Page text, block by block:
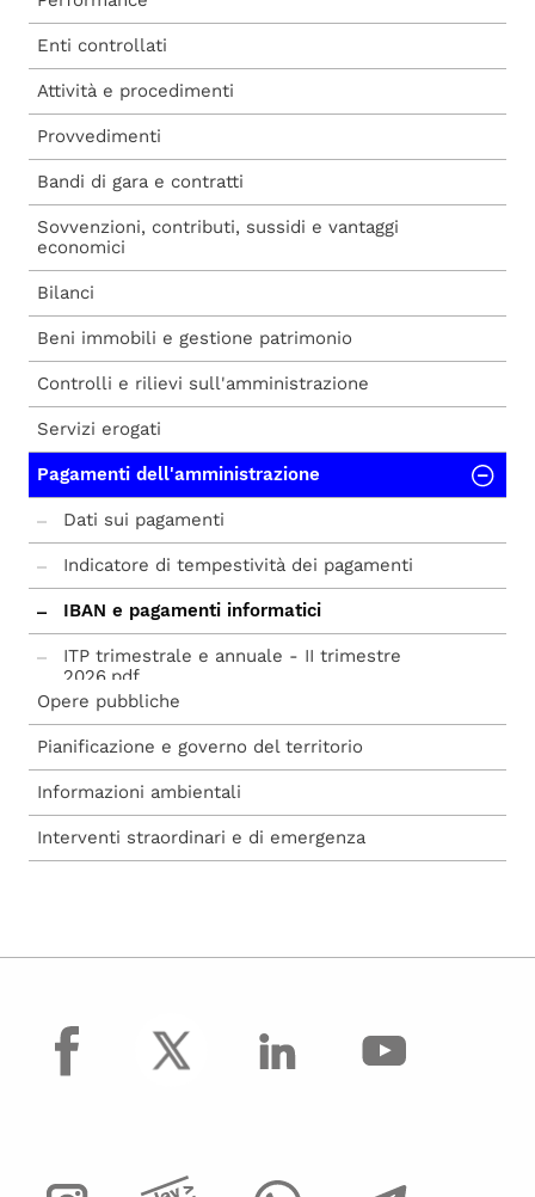
Enti controllati
Attività e procedimenti
Provvedimenti
Bandi di gara e contratti
Sovvenzioni, contributi, sussidi e vantaggi
economici
Bilanci
Beni immobili e gestione patrimonio
Controlli e rilievi sull'amministrazione
Servizi erogati
Pagamenti dell'amministrazione
Dati sui pagamenti
Indicatore di tempestività dei pagamenti
IBAN e pagamenti informatici
ITP trimestrale e annuale - II trimestre
2026.pdf
Opere pubbliche
Pianificazione e governo del territorio
Informazioni ambientali
Interventi straordinari e di emergenza
facebook